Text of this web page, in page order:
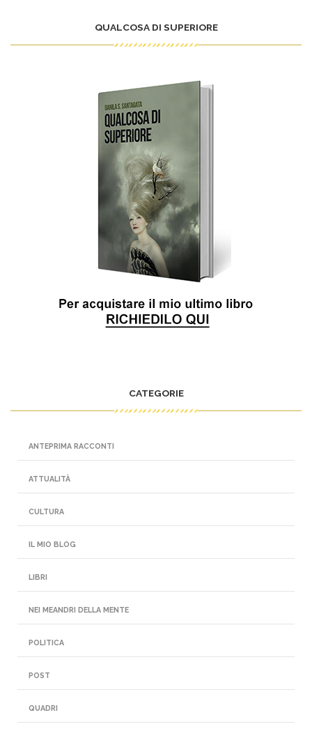
QUALCOSA DI SUPERIORE
CATEGORIE
ANTEPRIMA RACCONTI
ATTUALITÀ
CULTURA
IL MIO BLOG
LIBRI
NEI MEANDRI DELLA MENTE
POLITICA
POST
QUADRI